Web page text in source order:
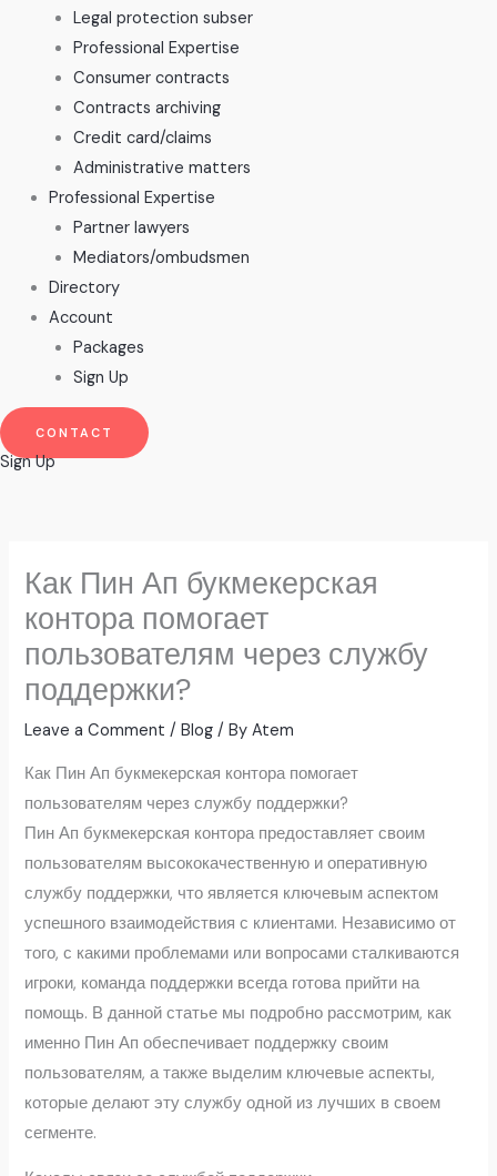
Legal protection subser
Professional Expertise
Consumer contracts
Contracts archiving
Credit card/claims
Administrative matters
Professional Expertise
Partner lawyers
Mediators/ombudsmen
Directory
Account
Packages
Sign Up
CONTACT
Sign Up
Как Пин Ап букмекерская
контора помогает
пользователям через службу
поддержки?
Leave a Comment /Blog / ByAtem
Как Пин Ап букмекерская контора помогает
пользователям через службу поддержки?
Пин Ап букмекерская контора предоставляет своим
пользователям высококачественную и оперативную
службу поддержки, что является ключевым аспектом
успешного взаимодействия с клиентами. Независимо от
того, с какими проблемами или вопросами сталкиваются
игроки, команда поддержки всегда готова прийти на
помощь. В данной статье мы подробно рассмотрим, как
именно Пин Ап обеспечивает поддержку своим
пользователям, а также выделим ключевые аспекты,
которые делают эту службу одной из лучших в своем
сегменте.